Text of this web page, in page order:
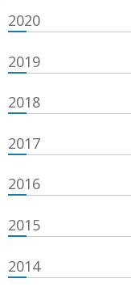
2020
2019
2018
2017
2016
2015
2014